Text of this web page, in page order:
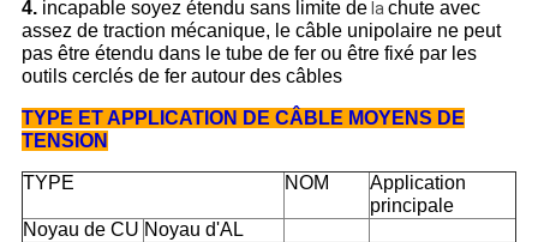
4. incapable soyez étendu sans limite delachute avec
assez de traction mécanique, le câble unipolaire ne peut
pas être étendu dans le tube de fer ou être fixé par les
outils cerclés de fer autour des câbles
TYPE ET APPLICATION DE CÂBLE MOYENS DE
TENSION
TYPE NOM
Application
principale
Noyau de CU Noyau d'AL